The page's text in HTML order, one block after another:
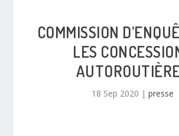
COMMISSION
LES
18 Sep 2020 | presse